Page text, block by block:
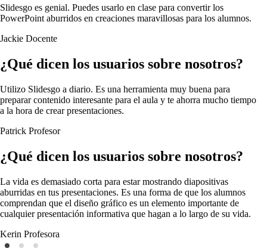
Slidesgo es genial. Puedes usarlo en clase para convertir los
PowerPoint aburridos en creaciones maravillosas para los alumnos.
Jackie Docente
¿Qué dicen los usuarios sobre nosotros?
Utilizo Slidesgo a diario. Es una herramienta muy buena para
preparar contenido interesante para el aula y te ahorra mucho tiempo
a la hora de crear presentaciones.
Patrick Profesor
¿Qué dicen los usuarios sobre nosotros?
La vida es demasiado corta para estar mostrando diapositivas
aburridas en tus presentaciones. Es una forma de que los alumnos
comprendan que el diseño gráfico es un elemento importante de
cualquier presentación informativa que hagan a lo largo de su vida.
Kerin Profesora